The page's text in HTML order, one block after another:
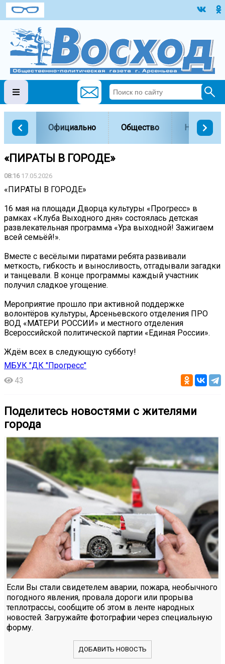
Официально Общество Наука и
️«ПИРАТЫ В ГОРОДЕ»
08:1617.05.2026
️«ПИРАТЫ В ГОРОДЕ»
16 мая на площади Дворца культуры «Прогресс» в
рамках «Клуба Выходного дня» состоялась детская
развлекательная программа «Ура выходной! Зажигаем
всей семьёй!».
Вместе с весёлыми пиратами ребята развивали
меткость, гибкость и выносливость, отгадывали загадки
и танцевали. В конце программы каждый участник
получил сладкое угощение.
Мероприятие прошло при активной поддержке
волонтёров культуры, Арсеньевского отделения ПРО
ВОД «МАТЕРИ РОССИИ» и местного отделения
Всероссийской политической партии «Единая России».
Ждём всех в следующую субботу!
МБУК "ДК "Прогресс"
43
Поделитесь новостями с жителями
города
Если Вы стали свидетелем аварии, пожара, необычного
погодного явления, провала дороги или прорыва
теплотрассы, сообщите об этом в ленте народных
новостей. Загружайте фотографии через специальную
форму.
ДОБАВИТЬ НОВОСТЬ